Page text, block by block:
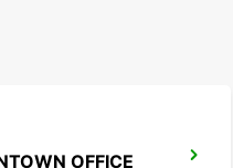
OFFICE